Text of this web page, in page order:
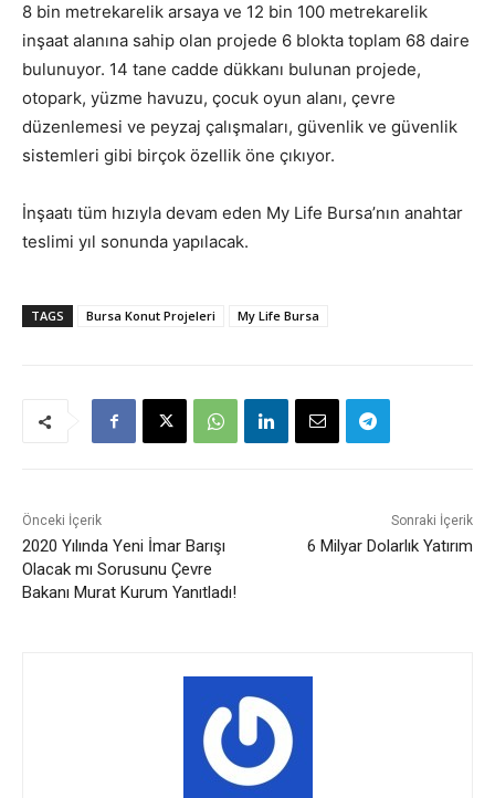
8 bin metrekarelik arsaya ve 12 bin 100 metrekarelik
inşaat alanına sahip olan projede 6 blokta toplam 68 daire
bulunuyor. 14 tane cadde dükkanı bulunan projede,
otopark, yüzme havuzu, çocuk oyun alanı, çevre
düzenlemesi ve peyzaj çalışmaları, güvenlik ve güvenlik
sistemleri gibi birçok özellik öne çıkıyor.
İnşaatı tüm hızıyla devam eden My Life Bursa’nın anahtar
teslimi yıl sonunda yapılacak.
TAGS Bursa Konut Projeleri My Life Bursa
Önceki İçerik
2020 Yılında Yeni İmar Barışı
Olacak mı Sorusunu Çevre
Bakanı Murat Kurum Yanıtladı!
Sonraki İçerik
6 Milyar Dolarlık Yatırım